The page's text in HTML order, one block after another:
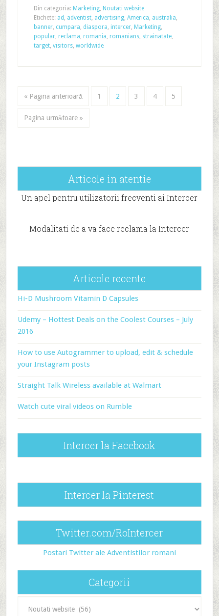
Din categoria: Marketing, Noutati website
Etichete: ad , adventist, advertising, America, australia,
banner, cumpara, diaspora, intercer, Marketing,
popular, reclama, romania, romanians, strainatate,
target, visitors, worldwide
« Pagina anterioară 1 2 3 4 5
Pagina următoare »
Articole in atentie
Un apel pentru utilizatorii frecventi ai Intercer
Modalitati de a va face reclama la Intercer
Articole recente
Hi-D Mushroom Vitamin D Capsules
Udemy – Hottest Deals on the Coolest Courses – July
2016
How to use Autogrammer to upload, edit & schedule
your Instagram posts
Straight Talk Wireless available at Walmart
Watch cute viral videos on Rumble
Intercer la Facebook
Intercer la Pinterest
Twitter.com/RoIntercer
Postari Twitter ale Adventistilor romani
Categorii